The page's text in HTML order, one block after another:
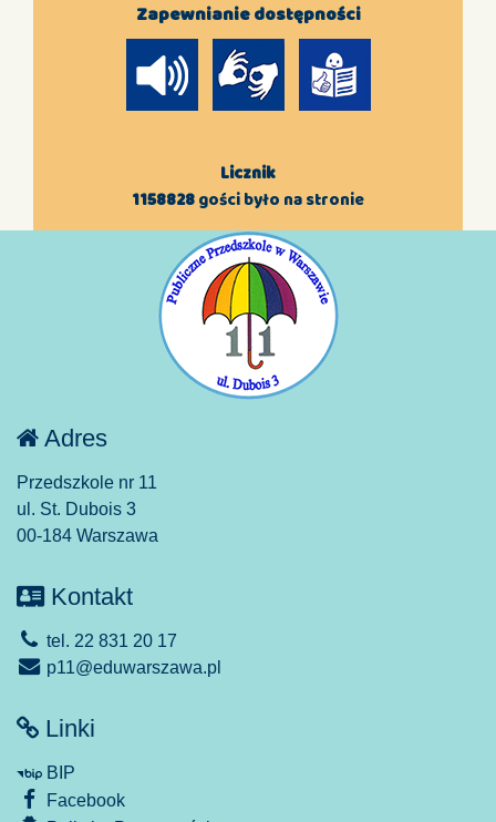
Zapewnianie dostępności
Licznik
1158828gości było na stronie
Adres
Przedszkole nr 11
ul. St. Dubois 3
00-184 Warszawa
Kontakt
tel. 22 831 20 17
p11@eduwarszawa.pl
Linki
BIP
Facebook